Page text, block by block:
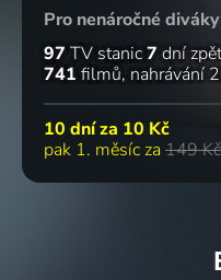
Pro nenáročné diváky
97 TV stanic7 dní
741 filmů nahrávání
10 dní za 10 Kč
pak 1. měsíc za 149 Kč